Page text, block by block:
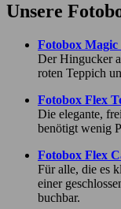
Unsere
Fotobox
Der Hingucker
roten Teppich
Fotobox Flex
Die elegante,
benötigt wenig
Fotobox Flex
Für alle, die es
einer
buchbar.